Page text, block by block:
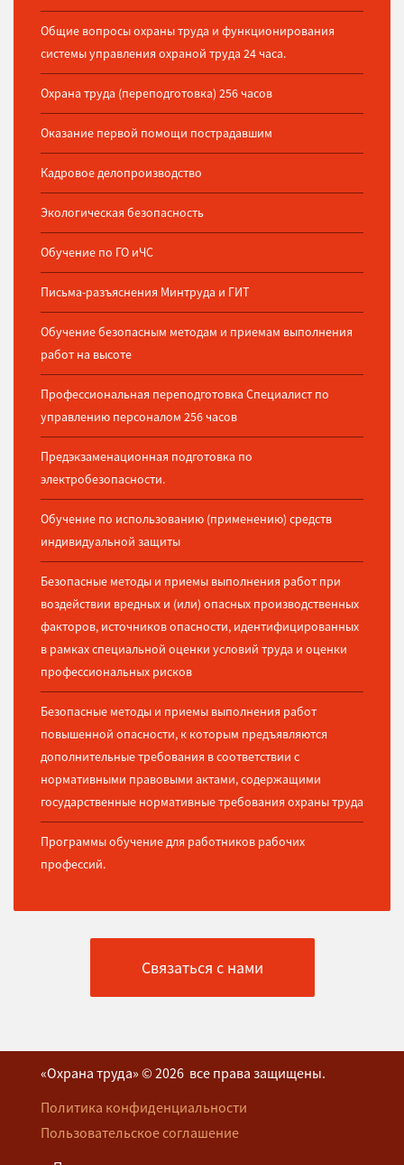
Общие вопросы охраны труда и функционирования
системы управления охраной труда 24 часа.
Охрана труда (переподготовка) 256 часов
Оказание первой помощи пострадавшим
Кадровое делопроизводство
Экологическая безопасность
Обучение по ГО иЧС
Письма-разъяснения Минтруда и ГИТ
Обучение безопасным методам и приемам выполнения
работ на высоте
Профессиональная переподготовка Специалист по
управлению персоналом 256 часов
Предэкзаменационная подготовка по
электробезопасности.
Обучение по использованию (применению) средств
индивидуальной защиты
Безопасные методы и приемы выполнения работ при
воздействии вредных и (или) опасных производственных
факторов, источников опасности, идентифицированных
в рамках специальной оценки условий труда и оценки
профессиональных рисков
Безопасные методы и приемы выполнения работ
повышенной опасности, к которым предъявляются
дополнительные требования в соответствии с
нормативными правовыми актами, содержащими
государственные нормативные требования охраны труда
Программы обучение для работников рабочих
профессий.
Связаться с нами
«Охрана труда» © 2026 все права защищены.
Политика конфиденциальности
Пользовательское соглашение